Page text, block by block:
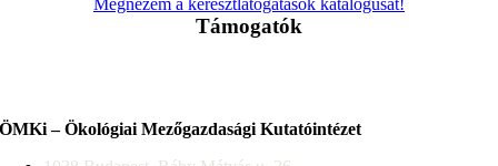
Támogatók
ÖMKi – Ökológiai Mezőgazdasági Kutatóintézet